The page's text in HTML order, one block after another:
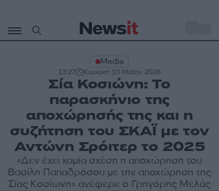
περιεχόμενο
Media
13:27 Κυριακή 10 Μαΐου 2026
Σία Κοσιώνη: Το
παρασκήνιο της
αποχώρησής της και η
συζήτηση του ΣΚΑΪ με τον
Αντώνη Σρόιτερ το 2025
«Δεν έχει καμία σχέση η αποχώρηση του
Βασίλη Παπαδρόσου με την αποχώρηση της
Σίας Κοσίωνη» ανέφερε ο Γρηγόρης Μελάς